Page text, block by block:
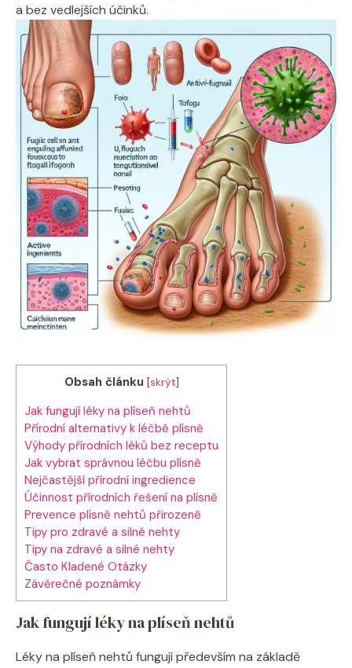
a bez vedlejších účinků.
Obsah článku [skrýt]
Jak fungují léky na plíseň nehtů
Přírodní alternativy k léčbě plísně
Výhody přírodních léků bez receptu
Jak vybrat správnou léčbu plísně
Nejčastější přírodní ingredience
Účinnost přírodních řešení na plísně
Prevence plísně nehtů přirozeně
Tipy pro zdravé a silné nehty
Tipy na zdravé a silné nehty
Často Kladené Otázky
Závěrečné poznámky
Jak fungují léky na plíseň nehtů
Léky na plíseň nehtů fungují především na základě